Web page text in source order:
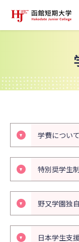
学費について
特別奨学生
野又学園独
日本学生支